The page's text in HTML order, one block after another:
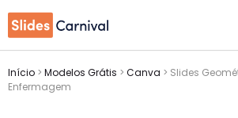
Início > Modelos Grátis > Canva > Slides
Enfermagem